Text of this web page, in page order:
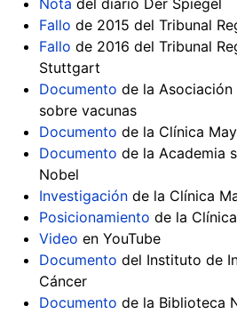
Nota del diario Der Spiegel
Fallo de 2015 del Tribunal
Fallo de 2016 del Tribunal
Stuttgart
Documento de la Asociación
sobre vacunas
Documento de la Clínica
Documento de la Academia
Nobel
Investigación de la Clínica
Posicionamiento de la
Video en YouTube
Documento del Instituto de
Cáncer
Documento de la Biblioteca